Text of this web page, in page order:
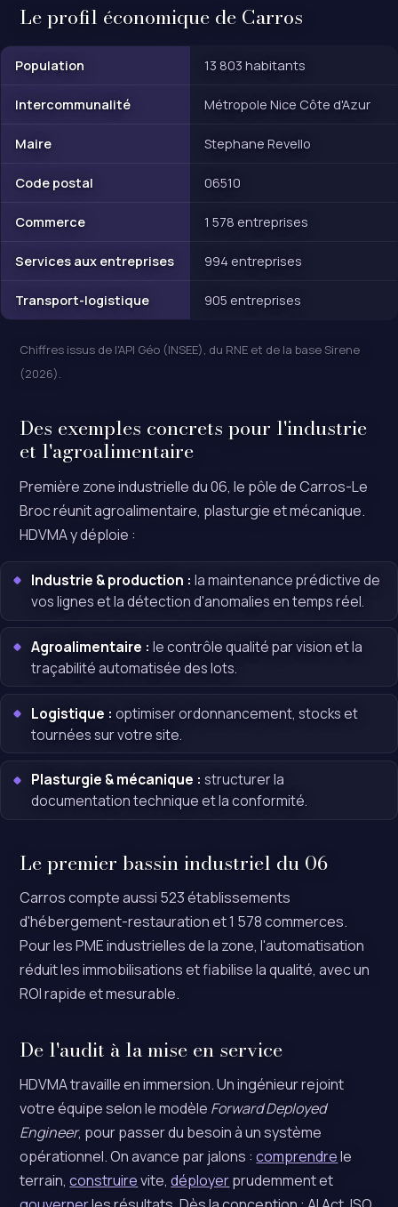
Le profil économique de Carros
Population 13 803 habitants
Intercommunalité Métropole Nice Côte d'Azur
Maire Stephane Revello
Code postal 06510
Commerce 1 578 entreprises
Services aux entreprises 994 entreprises
Transport-logistique 905 entreprises
Chiffres issus de l'API Géo (INSEE), du RNE et de la base Sirene
(2026).
Des exemples concrets pour l'industrie
et l'agroalimentaire
Première zone industrielle du 06, le pôle de Carros-Le
Broc réunit agroalimentaire, plasturgie et mécanique.
HDVMA y déploie :
Industrie & production : la maintenance prédictive de
vos lignes et la détection d'anomalies en temps réel.
Agroalimentaire : le contrôle qualité par vision et la
traçabilité automatisée des lots.
Logistique : optimiser ordonnancement, stocks et
tournées sur votre site.
Plasturgie & mécanique : structurer la
documentation technique et la conformité.
Le premier bassin industriel du 06
Carros compte aussi 523 établissements
d'hébergement-restauration et 1 578 commerces.
Pour les PME industrielles de la zone, l'automatisation
réduit les immobilisations et fiabilise la qualité, avec un
ROI rapide et mesurable.
De l'audit à la mise en service
HDVMA travaille en immersion. Un ingénieur rejoint
votre équipe selon le modèle Forward Deployed
Engineer, pour passer du besoin à un système
opérationnel. On avance par jalons :comprendrele
terrain,construirevite,déployerprudemment et